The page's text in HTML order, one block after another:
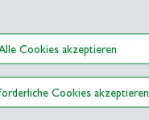
Alle Cookies akzeptieren
Cookies akzeptieren
Kontakt